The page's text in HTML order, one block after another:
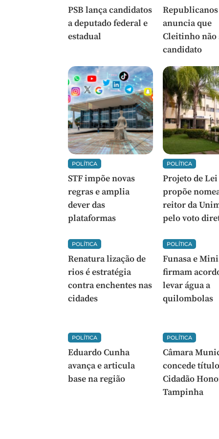
PSB lança candidatos
a deputado federal e
estadual
Republicanos
anuncia que
Cleitinho não
candidato
POLÍTICA
STF impõe novas
regras e amplia
dever das
plataformas
POLÍTICA
Projeto de Lei
propõe
reitor da
pelo voto
POLÍTICA
Renatura lização de
rios é estratégia
contra enchentes nas
cidades
POLÍTICA
Funasa e
firmam
levar água a
quilombolas
POLÍTICA
Eduardo Cunha
avança e articula
base na região
POLÍTICA
Câmara
concede
Cidadão
Tampinha